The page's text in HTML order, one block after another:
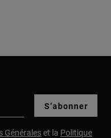
S’abonner
Généraleset la Politique